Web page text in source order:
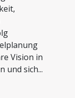
Vision in
und sich...